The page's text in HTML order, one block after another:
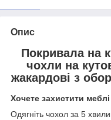
Опис
Покривала на
чохли на
жакардові з
Хочете захистити
Одягніть чохол за 5